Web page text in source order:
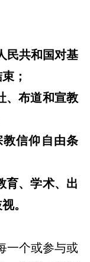
共和国对基
；
布道和宣教
信仰自由条
、学术、出
。
一个或参与或